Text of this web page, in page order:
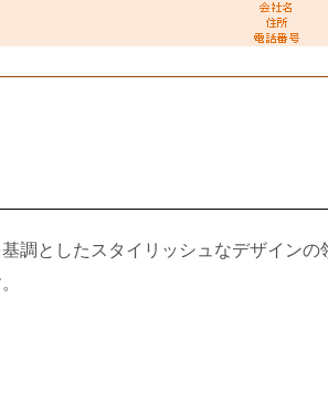
調としたスタイリッシュなデザイン